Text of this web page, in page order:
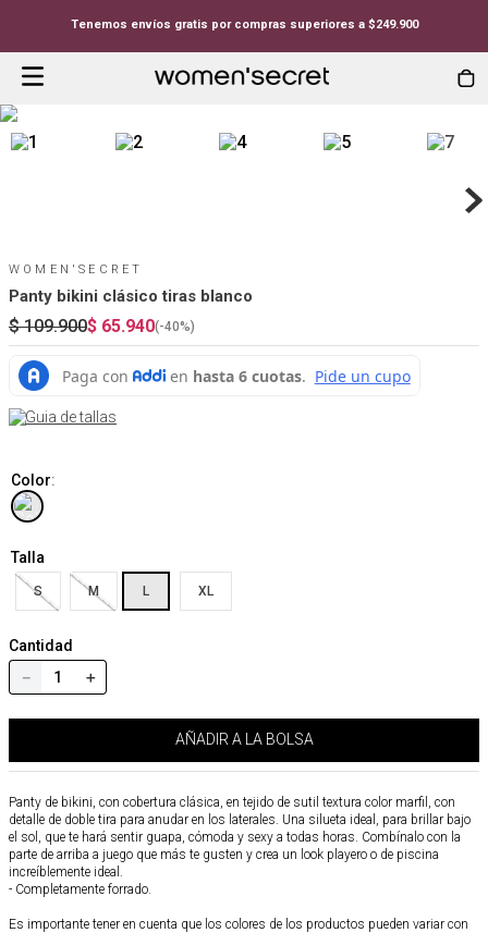
Tenemos envíos gratis por compras superiores a $249.900
WOMEN'SECRET
Panty bikini clásico tiras blanco
$ 109.900$ 65.940(-40%)
Guia de tallas
Color:
Talla
S M L XL
Cantidad
＋
－
AÑADIR A LA BOLSA
Panty de bikini, con cobertura clásica, en tejido de sutil textura color marfil, con
detalle de doble tira para anudar en los laterales. Una silueta ideal, para brillar bajo
el sol, que te hará sentir guapa, cómoda y sexy a todas horas. Combínalo con la
parte de arriba a juego que más te gusten y crea un look playero o de piscina
increíblemente ideal.
- Completamente forrado.
Es importante tener en cuenta que los colores de los productos pueden variar con